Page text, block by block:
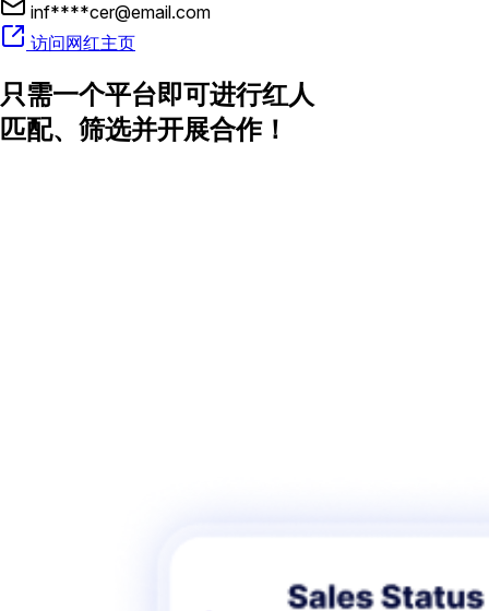
inf****cer@email.com
访问网红主页
只需一个平台即可进行红人
匹配、筛选并开展合作！